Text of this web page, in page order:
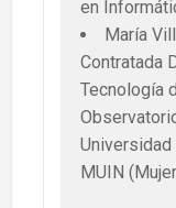
en
María
Contratada
Tecnología
MUIN